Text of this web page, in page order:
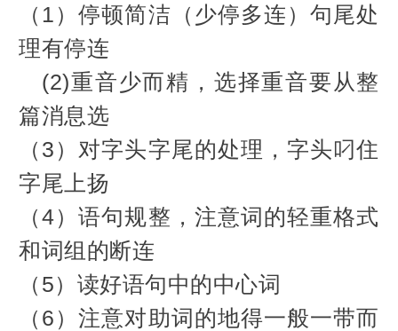
（1）停顿简洁（少停多连）句尾处
理有停连
(2)重音少而精，选择重音要从整
篇消息选
（3）对字头字尾的处理，字头叼住
字尾上扬
（4）语句规整，注意词的轻重格式
和词组的断连
（5）读好语句中的中心词
（6）注意对助词的地得一般一带而